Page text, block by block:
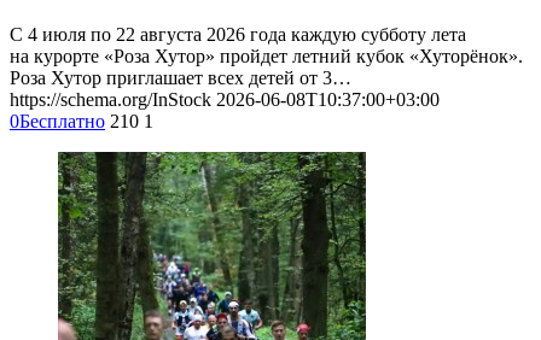
С 4 июля по 22 августа 2026 года каждую субботу лета
на курорте «Роза Хутор» пройдет летний кубок «Хуторёнок».
Роза Хутор приглашает всех детей от 3…
https://schema.org/InStock 2026-06-08T10:37:00+03:00
0Бесплатно 210 1